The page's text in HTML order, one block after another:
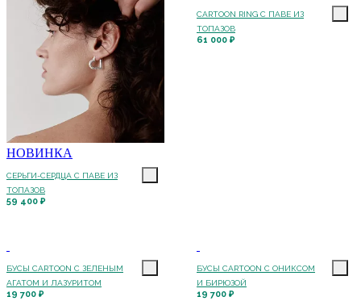
НОВИНКА
СЕРЬГИ-СЕРДЦА С ПАВЕ ИЗ
ТОПАЗОВ
59 400 ₽
CARTOON RING С ПАВЕ ИЗ
ТОПАЗОВ
61 000 ₽
БУСЫ CARTOON С ЗЕЛЕНЫМ
АГАТОМ И ЛАЗУРИТОМ
19 700 ₽
БУСЫ CARTOON С ОНИКСОМ
И БИРЮЗОЙ
19 700 ₽